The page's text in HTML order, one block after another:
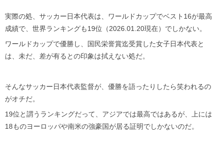
実際の処、サッカー日本代表は、ワールドカップでベスト16が最高
成績で、世界ランキングも19位（2026.01.20現在）でしかない。
ワールドカップで優勝し、国民栄誉賞迄受賞した女子日本代表と
は、未だ、差が有るとの印象は拭えない処だ。
そんなサッカー日本代表監督が、優勝を語ったりしたら笑われるの
がオチだ。
19位と謂うランキングだって、アジアでは最高ではあるが、上には
18ものヨーロッパや南米の強豪国が居る証明でしかないのだ。